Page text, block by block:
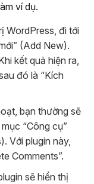
ví dụ.
WordPress, đi tới
(Add New).
kết quả hiện ra,
đó là “Kích
bạn thường sẽ
“Công cụ”
Với plugin này,
Comments”.
sẽ hiển thị